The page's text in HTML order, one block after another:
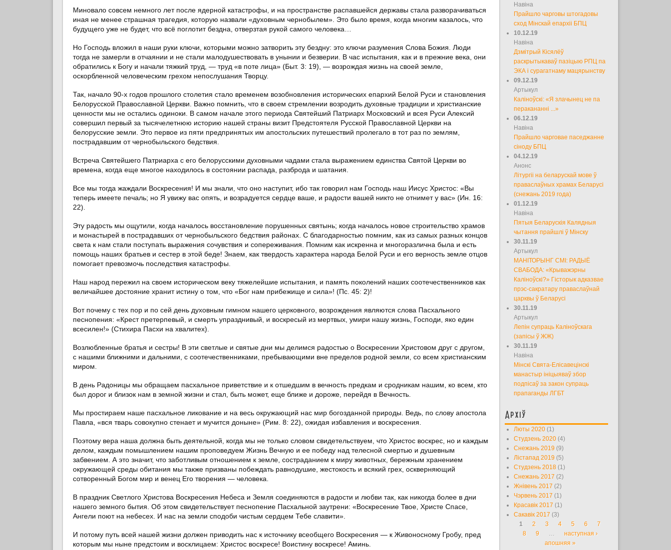
Миновало совсем немного лет после ядерной катастрофы, и на пространстве распавшейся державы стала разворачиваться
иная не менее страшная трагедия, которую назвали «духовным чернобылем». Это было время, когда многим казалось, что
будущего уже не будет, что всё поглотит бездна, отверзтая рукой самого человека…
Но Господь вложил в наши руки ключи, которыми можно затворить эту бездну: это ключи разумения Слова Божия. Люди
тогда не замерли в отчаянии и не стали малодушествовать в унынии и безверии. В час испытания, как и в прежние века, они
обратились к Богу и начали тяжкий труд, — труд «в поте лица» (Быт. 3: 19), — возрождая жизнь на своей земле,
оскорбленной человеческим грехом непослушания Творцу.
Так, начало 90-х годов прошлого столетия стало временем возобновления исторических епархий Белой Руси и становления
Белорусской Православной Церкви. Важно помнить, что в своем стремлении возродить духовные традиции и христианские
ценности мы не остались одиноки. В самом начале этого периода Святейший Патриарх Московский и всея Руси Алексий
совершил первый за тысячелетнюю историю нашей страны визит Предстоятеля Русской Православной Церкви на
белорусские земли. Это первое из пяти предпринятых им апостольских путешествий пролегало в тот раз по землям,
пострадавшим от чернобыльского бедствия.
Встреча Святейшего Патриарха с его белорусскими духовными чадами стала выражением единства Святой Церкви во
времена, когда еще многое находилось в состоянии распада, разброда и шатания.
Все мы тогда жаждали Воскресения! И мы знали, что оно наступит, ибо так говорил нам Господь наш Иисус Христос: «Вы
теперь имеете печаль; но Я увижу вас опять, и возрадуется сердце ваше, и радости вашей никто не отнимет у вас» (Ин. 16:
22).
Эту радость мы ощутили, когда началось восстановление порушенных святынь; когда началось новое строительство храмов
и монастырей в пострадавших от чернобыльского бедствия районах. С благодарностью помним, как из самых разных концов
света к нам стали поступать выражения сочувствия и сопереживания. Помним как искренна и многоразлична была и есть
помощь наших братьев и сестер в этой беде! Знаем, как твердость характера народа Белой Руси и его верность земле отцов
помогает превозмочь последствия катастрофы.
Наш народ пережил на своем историческом веку тяжелейшие испытания, и память поколений наших соотечественников как
величайшее достояние хранит истину о том, что «Бог нам прибежище и сила»! (Пс. 45: 2)!
Вот почему с тех пор и по сей день духовным гимном нашего церковного, возрождения являются слова Пасхального
песнопения: «Крест претерпевый, и смерть упразднивый, и воскресый из мертвых, умири нашу жизнь, Господи, яко един
всесилен!» (Стихира Пасхи на хвалитех).
Возлюбленные братья и сестры! В эти светлые и святые дни мы делимся радостью о Воскресении Христовом друг с другом,
с нашими ближними и дальними, с соотечественниками, пребывающими вне пределов родной земли, со всем христианским
миром.
В день Радоницы мы обращаем пасхальное приветствие и к отшедшим в вечность предкам и сродникам нашим, ко всем, кто
был дорог и близок нам в земной жизни и стал, быть может, еще ближе и дороже, перейдя в Вечность.
Мы простираем наше пасхальное ликование и на весь окружающий нас мир богозданной природы. Ведь, по слову апостола
Павла, «вся тварь совокупно стенает и мучится доныне» (Рим. 8: 22), ожидая избавления и воскресения.
Поэтому вера наша должна быть деятельной, когда мы не только словом свидетельствуем, что Христос воскрес, но и каждым
делом, каждым помышлением нашим проповедуем Жизнь Вечную и ее победу над телесной смертью и душевным
забвением. А это значит, что заботливым отношением к земле, состраданием к миру животных, бережным хранением
окружающей среды обитания мы также призваны побеждать равнодушие, жестокость и всякий грех, оскверняющий
сотворенный Богом мир и венец Его творения — человека.
В праздник Светлого Христова Воскресения Небеса и Земля соединяются в радости и любви так, как никогда более в дни
нашего земного бытия. Об этом свидетельствует песнопение Пасхальной заутрени: «Воскресение Твое, Христе Спасе,
Ангели поют на небесех. И нас на земли сподоби чистым сердцем Тебе славити».
И потому путь всей нашей жизни должен приводить нас к источнику всеобщего Воскресения — к Живоносному Гробу, пред
которым мы ныне предстоим и восклицаем: Христос воскресе! Воистину воскресе! Аминь.
Навіна
Прайшло чарговы штогадовы
сход Мінскай епархіі БПЦ
10.12.19
Навіна
Дзмітрый Кісялёў
раскрытыкаваў пазіцыю РПЦ па
ЭКА і сурагатнаму мацярынству
09.12.19
Артыкул
Каліноўскі: «Я злачынец не па
перакананні ...»
06.12.19
Навіна
Прайшло чарговае паседжанне
сіноду БПЦ
04.12.19
Анонс
Літургіі на беларускай мове ў
праваслаўных храмах Беларусі
(снежань 2019 года)
01.12.19
Навіна
Пятыя Беларускія Калядныя
чытання прайшлі ў Мінску
30.11.19
Артыкул
МАНІТОРЫНГ СМІ: РАДЫЁ
СВАБОДА: «Крыважэрны
Каліноўскі?» Гісторык адказвае
прэс-сакратару праваслаўнай
царквы ў Беларусі
30.11.19
Артыкул
Лепін супраць Каліноўскага
(запісы ў ЖЖ)
30.11.19
Навіна
Мінскі Свята-Елісавецінскі
манастыр ініцыяваў збор
подпісаў за закон супраць
прапаганды ЛГБТ
Архіў
Люты 2020 (1)
Студзень 2020 (4)
Снежань 2019 (9)
Лістапад 2019 (5)
Студзень 2018 (1)
Снежань 2017 (2)
Жнівень 2017 (2)
Чэрвень 2017 (1)
Красавік 2017 (1)
Сакавік 2017 (3)
Старонкі
1 2 3 4 5 6
7
8
9 …
наступная ›
апошняя »